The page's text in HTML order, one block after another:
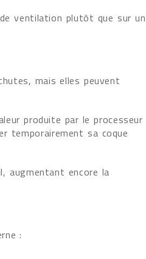
ventilation plutôt que sur un
mais elles peuvent
produite par le processeur
temporairement sa coque
augmentant encore la
: